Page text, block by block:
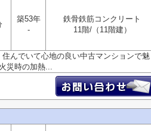
築53年
-
鉄骨鉄筋コンクリート
11階/（11階建）
んでいて心地の良い中古マンションで魅
災時の加熱...